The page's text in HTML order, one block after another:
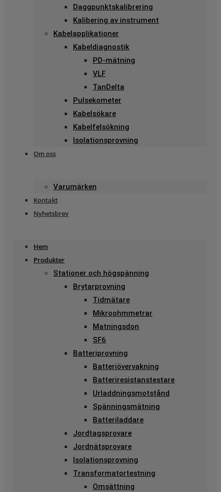
Daggpunktskalibrering
Kalibering av instrument
Kabelapplikationer
Kabeldiagnostik
PD-mätning
VLF
TanDelta
Pulsekometer
Kabelsökare
Kabelfelsökning
Isolationsprovning
Om oss
Varumärken
Kontakt
Nyhetsbrev
Hem
Produkter
Stationer och högspänning
Brytarprovning
Tidmätare
Mikroohmmetrar
Matningsdon
SF6
Batteriprovning
Batteriövervakning
Batteriresistanstestare
Urladdningsmotstånd
Spänningsmätning
Batteriladdare
Jordtagsprovare
Jordnätsprovare
Isolationsprovning
Transformatortestning
Omsättning